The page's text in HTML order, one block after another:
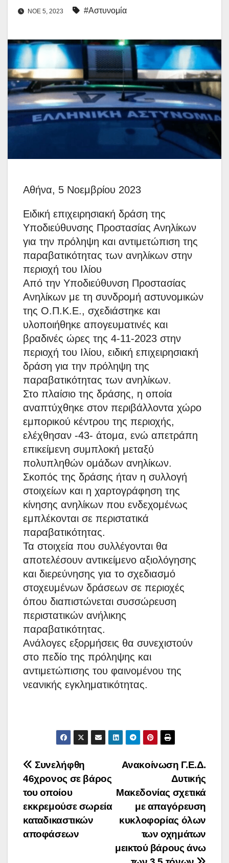
ΝΟΈ 5, 2023 #Αστυνομία
Αθήνα, 5 Νοεμβρίου 2023
Ειδική επιχειρησιακή δράση της
Υποδιεύθυνσης Προστασίας Ανηλίκων
για την πρόληψη και αντιμετώπιση της
παραβατικότητας των ανηλίκων στην
περιοχή του Ιλίου
Από την Υποδιεύθυνση Προστασίας
Ανηλίκων με τη συνδρομή αστυνομικών
της Ο.Π.Κ.Ε., σχεδιάστηκε και
υλοποιήθηκε απογευματινές και
βραδινές ώρες της 4-11-2023 στην
περιοχή του Ιλίου, ειδική επιχειρησιακή
δράση για την πρόληψη της
παραβατικότητας των ανηλίκων.
Στο πλαίσιο της δράσης, η οποία
αναπτύχθηκε στον περιβάλλοντα χώρο
εμπορικού κέντρου της περιοχής,
ελέχθησαν -43- άτομα, ενώ απετράπη
επικείμενη συμπλοκή μεταξύ
πολυπληθών ομάδων ανηλίκων.
Σκοπός της δράσης ήταν η συλλογή
στοιχείων και η χαρτογράφηση της
κίνησης ανηλίκων που ενδεχομένως
εμπλέκονται σε περιστατικά
παραβατικότητας.
Τα στοιχεία που συλλέγονται θα
αποτελέσουν αντικείμενο αξιολόγησης
και διερεύνησης για το σχεδιασμό
στοχευμένων δράσεων σε περιοχές
όπου διαπιστώνεται συσσώρευση
περιστατικών ανήλικης
παραβατικότητας.
Ανάλογες εξορμήσεις θα συνεχιστούν
στο πεδίο της πρόληψης και
αντιμετώπισης του φαινομένου της
νεανικής εγκληματικότητας.
Πλοήγηση
άρθρων
Ανακoίνωση Γ.Ε.Δ.
Δυτικής
Μακεδονίας σχετικά
με απαγόρευση
κυκλοφορίας όλων
των οχημάτων
μεικτού βάρους άνω
Συνελήφθη
46χρονος σε βάρος
του οποίου
εκκρεμούσε σωρεία
καταδικαστικών
αποφάσεων